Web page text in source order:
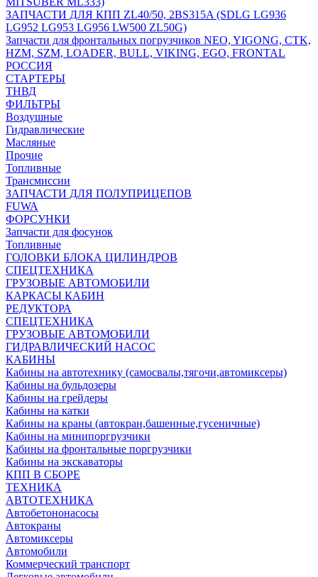
ЗАПЧАСТИ ДЛЯ КПП ZL40/50, 2BS315A (SDLG LG936
LG952 LG953 LG956 LW500 ZL50G)
Запчасти для фронтальных погрузчиков NEO, YIGONG, CTK,
HZM, SZM, LOADER, BULL, VIKING, EGO, FRONTAL
РОССИЯ
СТАРТЕРЫ
ТНВД
ФИЛЬТРЫ
Воздушные
Гидравлические
Масляные
Прочие
Топливные
Трансмиссии
ЗАПЧАСТИ ДЛЯ ПОЛУПРИЦЕПОВ
FUWA
ФОРСУНКИ
Запчасти для фосунок
Топливные
ГОЛОВКИ БЛОКА ЦИЛИНДРОВ
СПЕЦТЕХНИКА
ГРУЗОВЫЕ АВТОМОБИЛИ
КАРКАСЫ КАБИН
РЕДУКТОРА
СПЕЦТЕХНИКА
ГРУЗОВЫЕ АВТОМОБИЛИ
ГИДРАВЛИЧЕСКИЙ НАСОС
КАБИНЫ
Кабины на автотехнику (самосвалы,тягочи,автомиксеры)
Кабины на бульдозеры
Кабины на грейдеры
Кабины на катки
Кабины на краны (автокран,башенные,гусеничные)
Кабины на минипоргрузчики
Кабины на фронтальные поргрузчики
Кабины на экскаваторы
КПП В СБОРЕ
ТЕХНИКА
АВТОТЕХНИКА
Автобетононасосы
Автокраны
Автомиксеры
Автомобили
Коммерческий транспорт